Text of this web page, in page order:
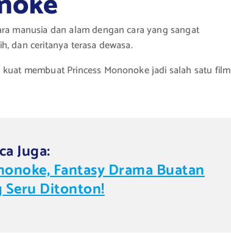
manusia dan alam dengan cara yang sangat
dan ceritanya terasa dewasa.
membuat Princess Mononoke jadi salah satu film
Juga:
Fantasy Drama Buatan
Seru Ditonton!